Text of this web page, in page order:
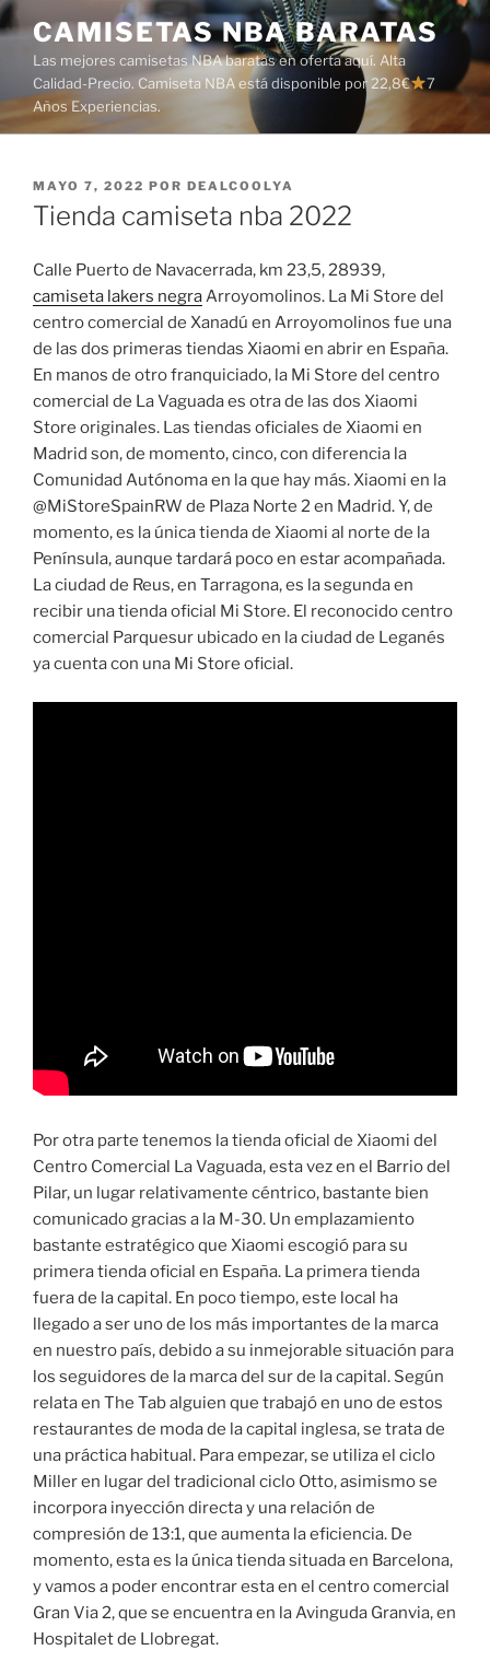
Saltar
al
contenido
CAMISETAS NBA BARATAS
Las mejores camisetas NBA baratas en oferta aquí. Alta
Calidad-Precio. Camiseta NBA está disponible por 22,8€
7
Años Experiencias.
PUBLICADO
EL
MAYO 7, 2022 POR DEALCOOLYA
Tienda camiseta nba 2022
Calle Puerto de Navacerrada, km 23,5, 28939,
camiseta lakers negraArroyomolinos. La Mi Store del
centro comercial de Xanadú en Arroyomolinos fue una
de las dos primeras tiendas Xiaomi en abrir en España.
En manos de otro franquiciado, la Mi Store del centro
comercial de La Vaguada es otra de las dos Xiaomi
Store originales. Las tiendas oficiales de Xiaomi en
Madrid son, de momento, cinco, con diferencia la
Comunidad Autónoma en la que hay más. Xiaomi en la
@MiStoreSpainRW de Plaza Norte 2 en Madrid. Y, de
momento, es la única tienda de Xiaomi al norte de la
Península, aunque tardará poco en estar acompañada.
La ciudad de Reus, en Tarragona, es la segunda en
recibir una tienda oficial Mi Store. El reconocido centro
comercial Parquesur ubicado en la ciudad de Leganés
ya cuenta con una Mi Store oficial.
Por otra parte tenemos la tienda oficial de Xiaomi del
Centro Comercial La Vaguada, esta vez en el Barrio del
Pilar, un lugar relativamente céntrico, bastante bien
comunicado gracias a la M-30. Un emplazamiento
bastante estratégico que Xiaomi escogió para su
primera tienda oficial en España. La primera tienda
fuera de la capital. En poco tiempo, este local ha
llegado a ser uno de los más importantes de la marca
en nuestro país, debido a su inmejorable situación para
los seguidores de la marca del sur de la capital. Según
relata en The Tab alguien que trabajó en uno de estos
restaurantes de moda de la capital inglesa, se trata de
una práctica habitual. Para empezar, se utiliza el ciclo
Miller en lugar del tradicional ciclo Otto, asimismo se
incorpora inyección directa y una relación de
compresión de 13:1, que aumenta la eficiencia. De
momento, esta es la única tienda situada en Barcelona,
y vamos a poder encontrar esta en el centro comercial
Gran Via 2, que se encuentra en la Avinguda Granvia, en
Hospitalet de Llobregat.